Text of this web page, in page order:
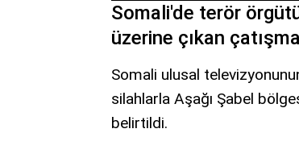
Somali'de terör
üzerine çıkan
Somali ulusal
silahlarla Aşağı Şabel
belirtildi.